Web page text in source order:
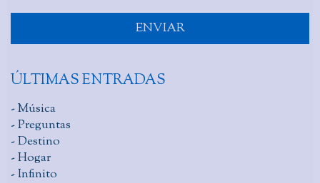
ÚLTIMAS ENTRADAS
- Música
- Preguntas
- Destino
- Hogar
- Infinito